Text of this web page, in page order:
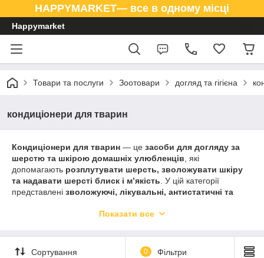
HAPPYMARKET— все в одному місці
Happymarket
Товари та послуги Зоотовари догляд та гігієна
кондиціонери для тварин
Кондиціонери для тварин — це засоби для догляду за
шерстю та шкірою домашніх улюбленців , які
допомагають розплутувати шерсть, зволожувати шкіру
та надавати шерсті блиск і м’якість . У цій категорії
представлені зволожуючі, лікувальні, антистатичні та
приємний аромат
Показати все
Сортування 0 Фільтри